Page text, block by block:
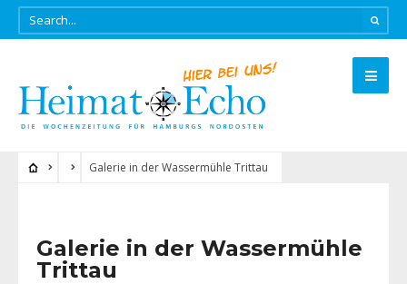
Galerie in der Wassermühle Trittau
Galerie in der Wassermühle
Trittau